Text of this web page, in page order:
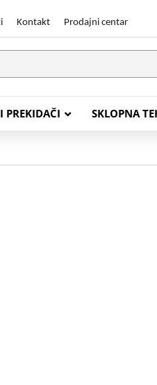
Kontakt Prodajni centar
PREKIDAČI SKLOPNA